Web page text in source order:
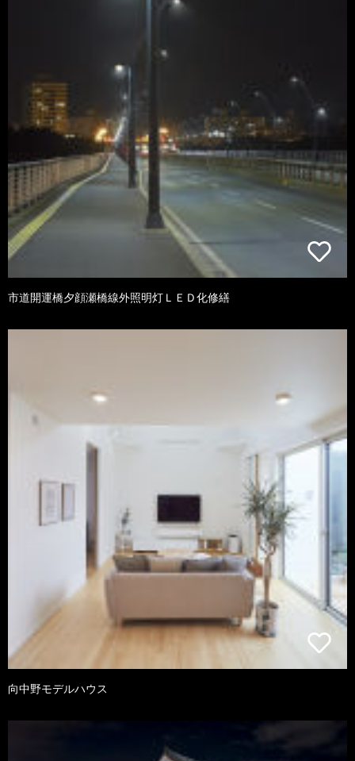
市道開運橋夕顔瀬橋線外照明灯ＬＥＤ化修繕
向中野モデルハウス